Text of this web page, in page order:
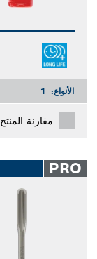
الأنواع: 1
مقارنة المنتج
PRO